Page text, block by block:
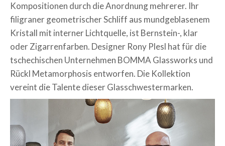
Kompositionen durch die Anordnung mehrerer. Ihr
filigraner geometrischer Schliff aus mundgeblasenem
Kristall mit interner Lichtquelle, ist Bernstein-, klar
oder Zigarrenfarben. Designer Rony Plesl hat für die
tschechischen Unternehmen BOMMA Glassworks und
Rückl Metamorphosis entworfen. Die Kollektion
vereint die Talente dieser Glasschwestermarken.